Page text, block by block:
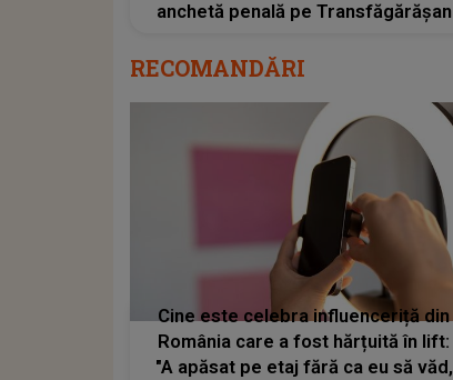
anchetă penală pe Transfăgărășan
RECOMANDĂRI
Cine este celebra influenceriță din
România care a fost hărțuită în lift:
"A apăsat pe etaj fără ca eu să văd,